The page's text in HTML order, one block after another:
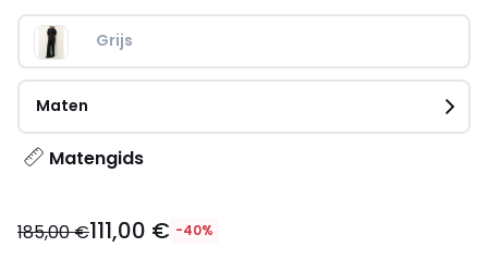
Grijs
Maten
Matengids
€
185,00 €111,00 € -40%